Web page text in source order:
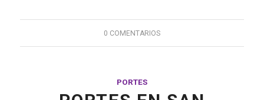
0 COMENTARIOS
PORTES